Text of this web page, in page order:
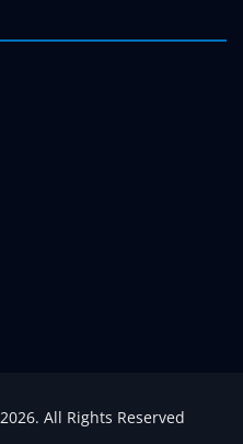
2026. All Rights Reserved